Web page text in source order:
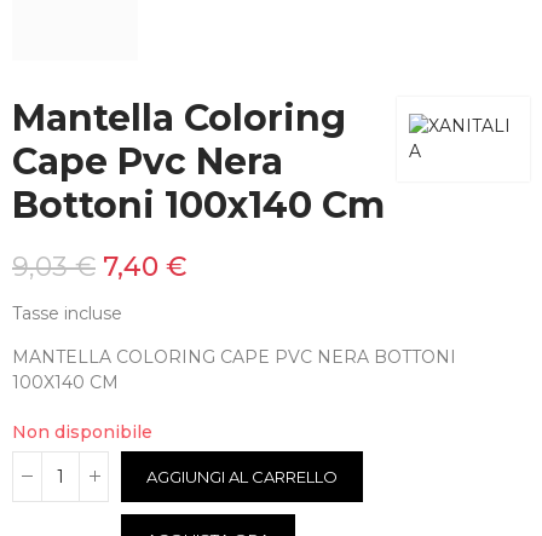
Mantella Coloring
Cape Pvc Nera
Bottoni 100x140 Cm
9,03 € 7,40 €
Tasse incluse
MANTELLA COLORING CAPE PVC NERA BOTTONI
100X140 CM
Non disponibile
AGGIUNGI AL CARRELLO